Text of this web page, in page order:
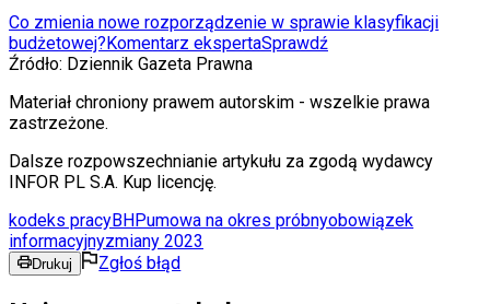
Co zmienia nowe rozporządzenie w sprawie klasyfikacji
budżetowej?Komentarz ekspertaSprawdź
Źródło: Dziennik Gazeta Prawna
Materiał chroniony prawem autorskim - wszelkie prawa
zastrzeżone.
Dalsze rozpowszechnianie artykułu za zgodą wydawcy
INFOR PL S.A. Kup licencję.
kodeks pracyBHPumowa na okres próbnyobowiązek
informacyjnyzmiany 2023
Drukuj Zgłoś błąd